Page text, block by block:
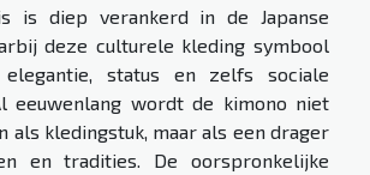
is diep verankerd in de Japanse
deze culturele kleding symbool
status en zelfs sociale
eeuwenlang wordt de kimono niet
als kledingstuk, maar als een drager
en tradities. De oorspronkelijke